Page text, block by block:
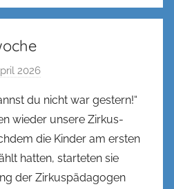
2026
n
n
e
n
k
du nicht war gestern!“
wieder unsere Zirkus-
die Kinder am ersten
hatten, starteten sie
der Zirkuspädagogen